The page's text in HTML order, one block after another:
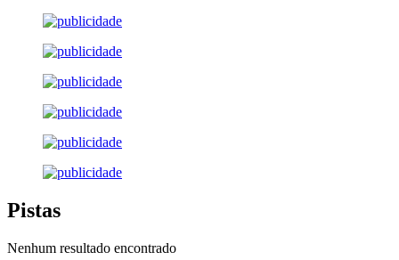
Pistas
Nenhum resultado encontrado